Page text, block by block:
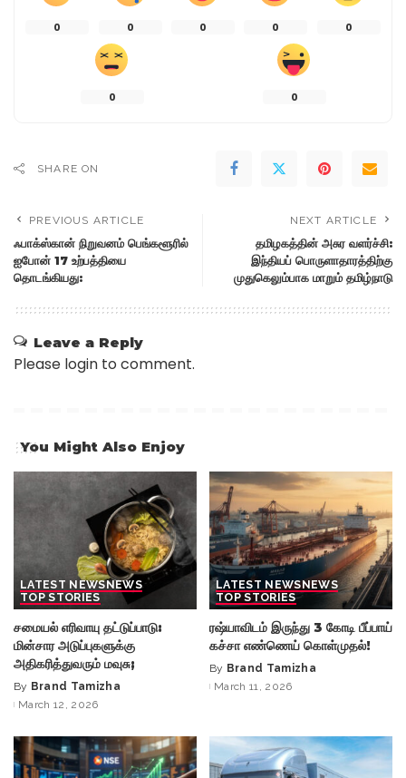
0 0 0 0 0
0 0
SHARE ON
PREVIOUS ARTICLE
ஃபாக்ஸ்கான் நிறுவனம் பெங்களூரில்
ஐபோன் 17 உற்பத்தியை
தொடங்கியது:
NEXT ARTICLE
தமிழகத்தின் அசுர வளர்ச்சி:
இந்தியப் பொருளாதாரத்திற்கு
முதுகெலும்பாக மாறும் தமிழ்நாடு
Leave a Reply
Please login to comment.
You Might Also Enjoy
LATEST NEWSNEWS
TOP STORIES
சமையல் எரிவாயு தட்டுப்பாடு:
மின்சார அடுப்புகளுக்கு
அதிகரித்துவரும் மவுசு;
Posted
by
By Brand Tamizha
March 12, 2026
LATEST NEWSNEWS
TOP STORIES
ரஷ்யாவிடம் இருந்து 3 கோடி பீப்பாய்
கச்சா எண்ணெய் கொள்முதல்!
Posted
by
By Brand Tamizha
March 11, 2026